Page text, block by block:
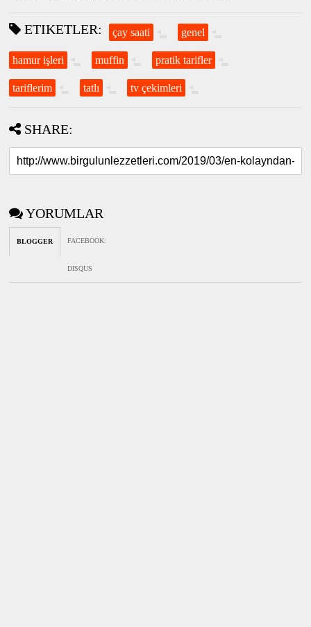
ETIKETLER: çay saati genel
hamur işleri muffin pratik tarifler
tariflerim tatlı tv çekimleri
SHARE:
YORUMLAR
BLOGGER FACEBOOK:
DISQUS